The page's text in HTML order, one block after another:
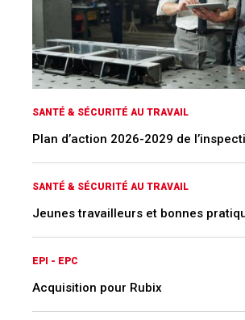
SANTÉ & SÉCURITÉ AU TRAVAIL
Plan d’action 2026-2029 de
SANTÉ & SÉCURITÉ AU TRAVAIL
Jeunes travailleurs et bonnes
EPI - EPC
Acquisition pour Rubix